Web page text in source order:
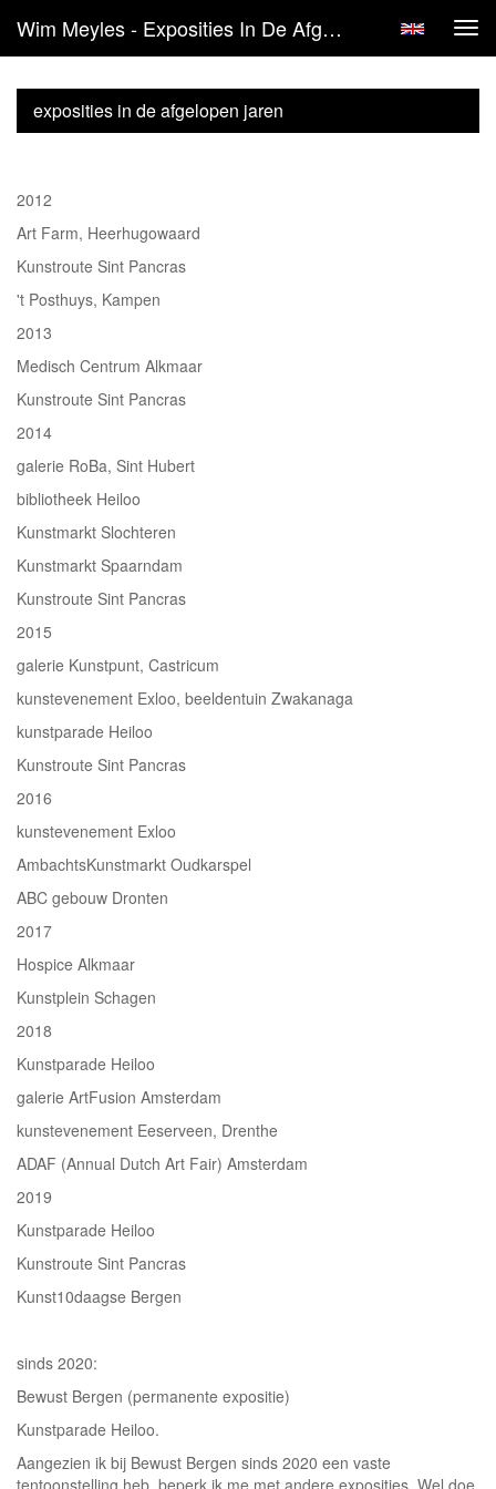
Wim Meyles - Exposities In De Afgelopen Jaren
exposities in de afgelopen jaren
2012
Art Farm, Heerhugowaard
Kunstroute Sint Pancras
't Posthuys, Kampen
2013
Medisch Centrum Alkmaar
Kunstroute Sint Pancras
2014
galerie RoBa, Sint Hubert
bibliotheek Heiloo
Kunstmarkt Slochteren
Kunstmarkt Spaarndam
Kunstroute Sint Pancras
2015
galerie Kunstpunt, Castricum
kunstevenement Exloo, beeldentuin Zwakanaga
kunstparade Heiloo
Kunstroute Sint Pancras
2016
kunstevenement Exloo
AmbachtsKunstmarkt Oudkarspel
ABC gebouw Dronten
2017
Hospice Alkmaar
Kunstplein Schagen
2018
Kunstparade Heiloo
galerie ArtFusion Amsterdam
kunstevenement Eeserveen, Drenthe
ADAF (Annual Dutch Art Fair) Amsterdam
2019
Kunstparade Heiloo
Kunstroute Sint Pancras
Kunst10daagse Bergen
sinds 2020:
Bewust Bergen (permanente expositie)
Kunstparade Heiloo.
Aangezien ik bij Bewust Bergen sinds 2020 een vaste
tentoonstelling heb, beperk ik me met andere exposities. Wel doe